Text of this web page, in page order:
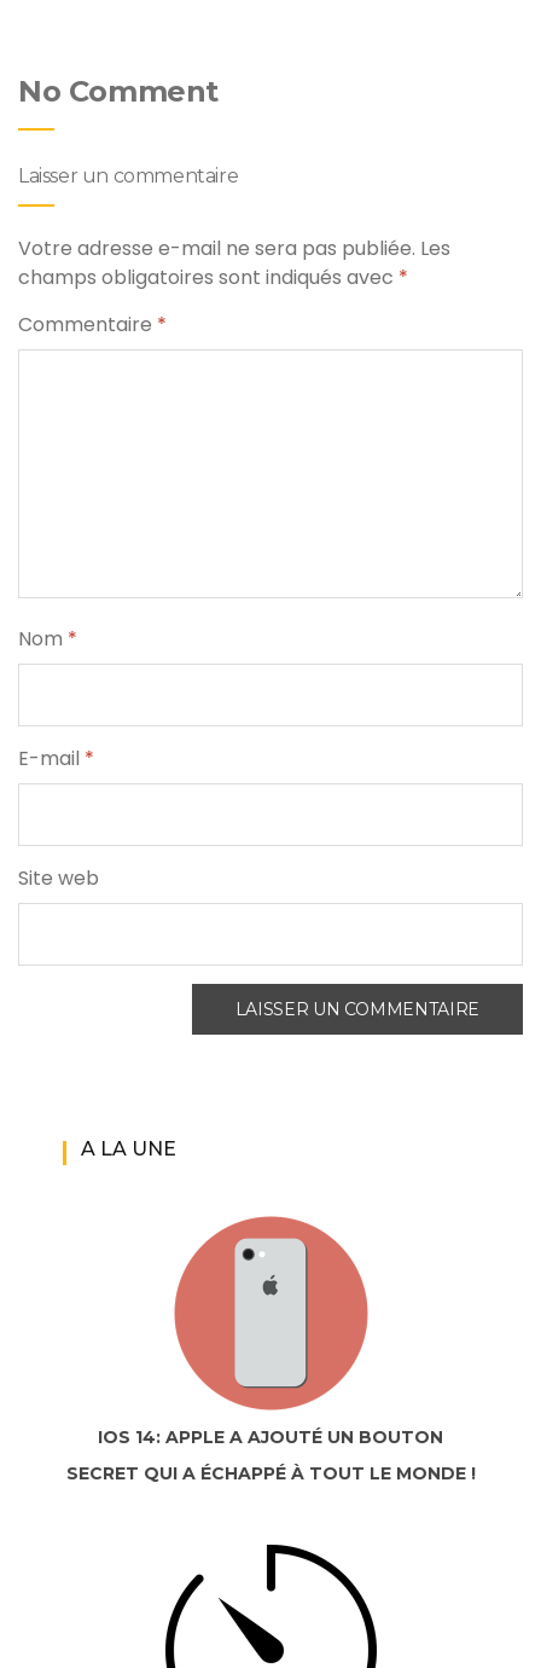
No Comment
Laisser un commentaire
Votre adresse e-mail ne sera pas publiée. Les
champs obligatoires sont indiqués avec *
Commentaire *
Nom *
E-mail *
Site web
A LA UNE
IOS 14: APPLE A AJOUTÉ UN BOUTON
SECRET QUI A ÉCHAPPÉ À TOUT LE MONDE !